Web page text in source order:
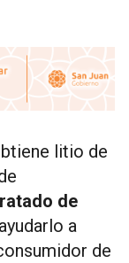
litio de
de
a
de